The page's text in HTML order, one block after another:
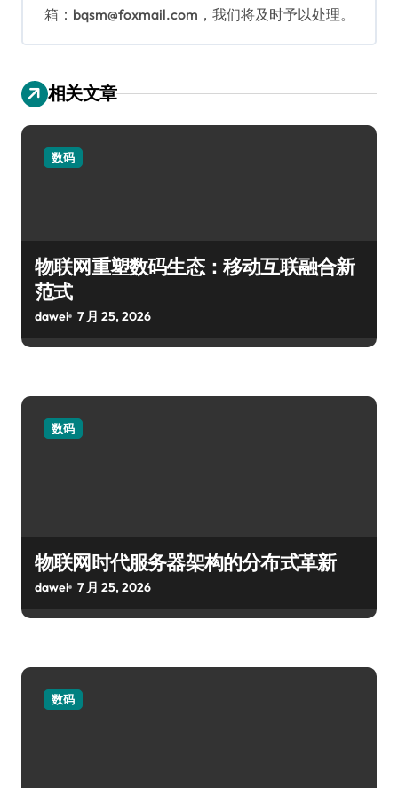
箱：bqsm@foxmail.com，我们将及时予以处理。
相关文章
数码
物联网重塑数码生态：移动互联融合新
范式
dawei 7 月 25, 2026
数码
物联网时代服务器架构的分布式革新
dawei 7 月 25, 2026
数码